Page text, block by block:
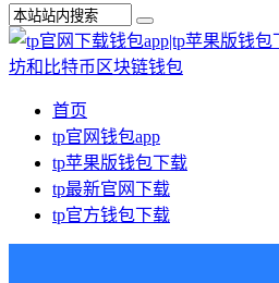
首页
tp官网钱包app
tp苹果版钱包下载
tp最新官网下载
tp官方钱包下载